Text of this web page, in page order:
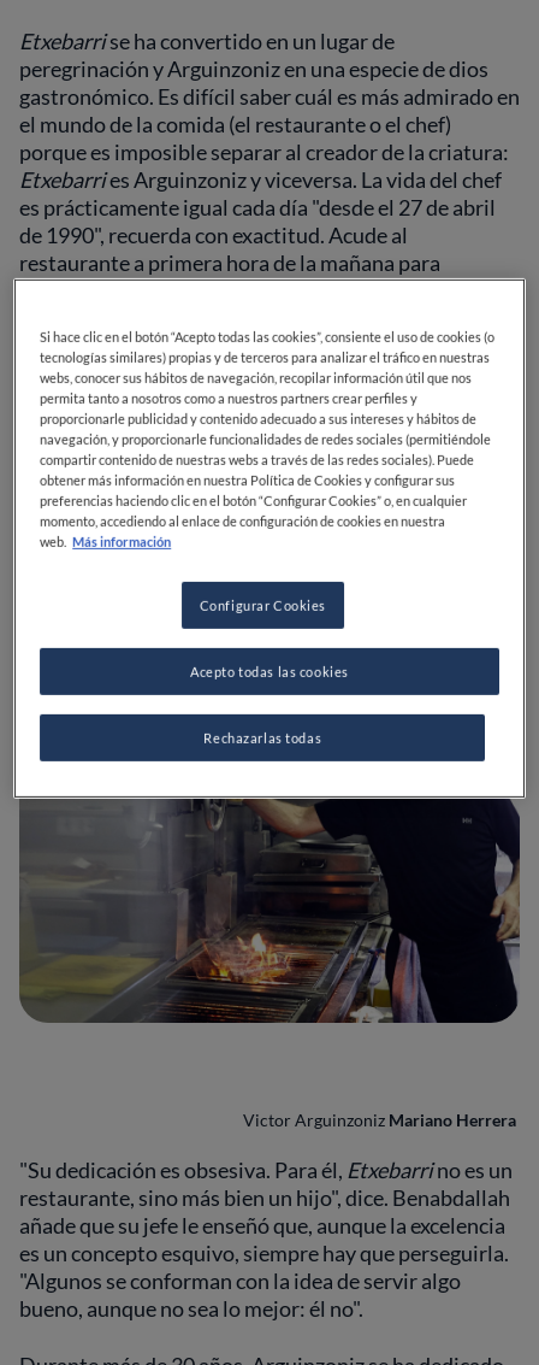
Etxebarrise ha convertido en un lugar de
peregrinación y Arguinzoniz en una especie de dios
gastronómico. Es difícil saber cuál es más admirado en
el mundo de la comida (el restaurante o el chef)
porque es imposible separar al creador de la criatura:
Etxebarries Arguinzoniz y viceversa. La vida del chef
es prácticamente igual cada día "desde el 27 de abril
de 1990", recuerda con exactitud. Acude al
restaurante a primera hora de la mañana para
alrededores del valle de Atxondo, donde ha vivido
toda su vida.
Después empieza a preparar los entrantes y a
organizar la puesta en escena. No vuelve a casa hasta
la noche, no sin antes dejar lista la masa para el pan
del día siguiente. "Es raro no verlo deambulando por
ahí hasta las ocho de la tarde", dice
Victor Arguinzoniz Mariano Herrera
"Su dedicación es obsesiva. Para él, Etxebarrino es un
restaurante, sino más bien un hijo", dice. Benabdallah
añade que su jefe le enseñó que, aunque la excelencia
es un concepto esquivo, siempre hay que perseguirla.
"Algunos se conforman con la idea de servir algo
bueno, aunque no sea lo mejor: él no".
Si hace clic en el botón “Acepto todas las cookies”, consiente el uso de cookies (o
tecnologías similares) propias y de terceros para analizar el tráfico en nuestras
webs, conocer sus hábitos de navegación, recopilar información útil que nos
permita tanto a nosotros como a nuestros partners crear perfiles y
proporcionarle publicidad y contenido adecuado a sus intereses y hábitos de
navegación, y proporcionarle funcionalidades de redes sociales (permitiéndole
compartir contenido de nuestras webs a través de las redes sociales). Puede
obtener más información en nuestra Política de Cookies y configurar sus
preferencias haciendo clic en el botón “Configurar Cookies” o, en cualquier
momento, accediendo al enlace de configuración de cookies en nuestra
web. Más información
Configurar Cookies
Rechazarlas todas
Acepto todas las cookies